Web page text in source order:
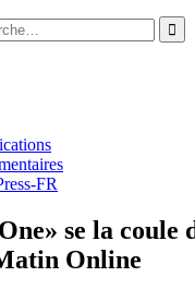
FR
se la coule
Online